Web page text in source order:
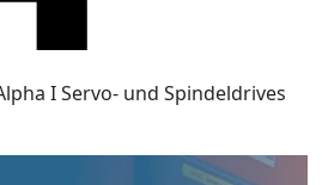
I Servo- und Spindeldrives